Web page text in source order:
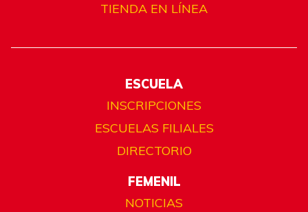
TIENDA EN LÍNEA
ESCUELA
INSCRIPCIONES
ESCUELAS FILIALES
DIRECTORIO
FEMENIL
NOTICIAS